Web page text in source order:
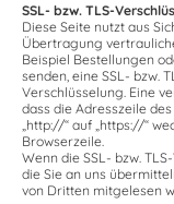
SSL- bzw. TLS-
Diese Seite nutzt aus
Übertragung
Beispiel Bestellungen
senden, eine SSL- bzw.
Verschlüsselung. Eine
dass die Adresszeile
„http://“ auf „https://“
Browserzeile.
Wenn die SSL- bzw.
die Sie an uns
von Dritten mitgelesen